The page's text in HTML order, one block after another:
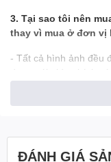
3. Tại sao tôi nên
thay vì mua ở đơn vị
- Tất cả hình ảnh đều
được cái nhìn chính
- Mua rồi vẫn đổi trả
ĐÁNH GIÁ